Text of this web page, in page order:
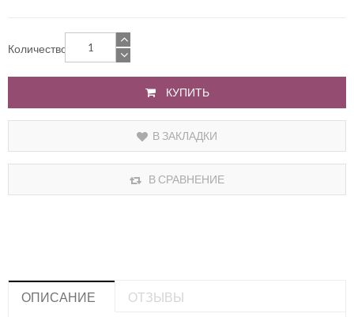
Количество
КУПИТЬ
В ЗАКЛАДКИ
В СРАВНЕНИЕ
ОПИСАНИЕ ОТЗЫВЫ